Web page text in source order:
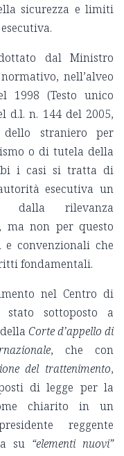
sicurezza e limiti
dal Ministro
nell’alveo
1998 (Testo unico
d.l. n. 144 del 2005,
dello straniero per
o di tutela della
i casi si tratta di
esecutiva un
dalla rilevanza
ma non per questo
convenzionali che
fondamentali.
nel Centro di
sottoposto a
Corte d’appello di
, che con
del trattenimento,
di legge per la
chiarito in un
reggente
su “elementi nuovi”